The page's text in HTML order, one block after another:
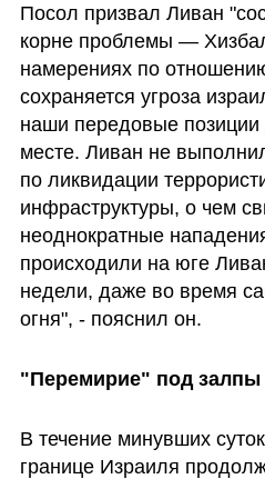
Посол призвал Ливан
корне проблемы —
намерениях по
сохраняется угроза
наши передовые
месте. Ливан не
по ликвидации
инфраструктуры, о чем
неоднократные
происходили на юге
недели, даже во время
огня", - пояснил он.
"Перемирие" под залпы
В течение минувших
границе Израиля